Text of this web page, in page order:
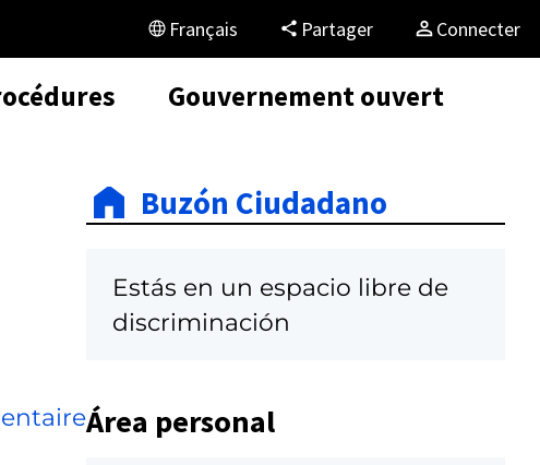
Français Partager Connecter
Gouvernement ouvert
Buzón Ciudadano
Estás en un espacio libre de
discriminación
Área personal